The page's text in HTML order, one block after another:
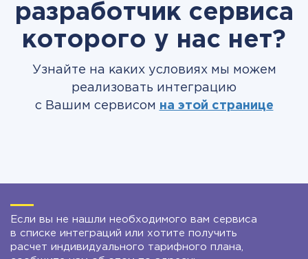
разработчик сервиса
которого у нас нет?
Узнайте на каких условиях мы можем
реализовать интеграцию
с Вашим сервисом на этой странице
Если вы не нашли необходимого вам сервиса
в списке интеграций или хотите получить
расчет индивидуального тарифного плана,